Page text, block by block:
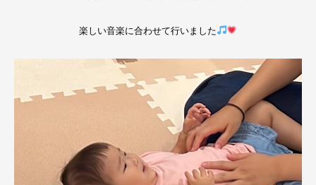
楽しい音楽に合わせて行いました